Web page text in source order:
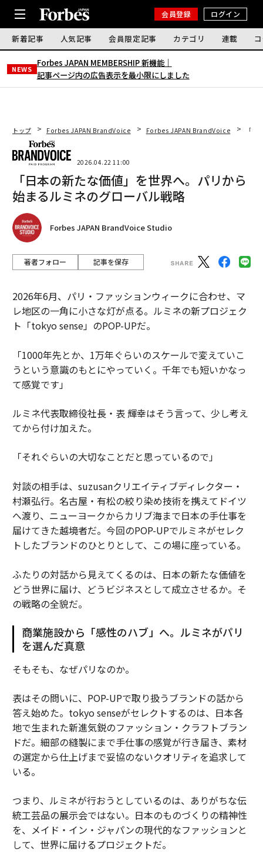
会員登録 ログイン
新着記事 人気記事 会員限定記事 カテゴリ 連載
NEWS
Forbes JAPAN MEMBERSHIP 新機能｜
記事ページ内の広告表示を最小限にしました
トップ Forbes JAPAN BrandVoice Forbes JAPAN BrandVoice 「
2026.04.22 11:00
「日本の新たな価値」を世界へ。パリから
始まるルミネのグローバル戦略
Forbes JAPAN BrandVoice Studio
著者フォロー 記事を保存
2026年6月、パリ・ファッションウィークに合わせ、マ
レ地区の一角に小さな灯が点る。ルミネの新プロジェク
ト「tokyo sense」のPOP-UPだ。
「1000年先とか、1万年ぐらいのスケールで変えていこ
うという意識のもとにやっていく。千年でも短いかなっ
て感覚です」
ルミネ代表取締役社長・表 輝幸はそう言って、少し考え
てから付け加えた。
「それぐらいの大切なことだと思っているので」
対談の相手は、suzusanクリエイティブディレクター・
村瀬弘行。名古屋・有松の絞り染め技術を携えてドイツ
へ渡り、ニューヨークからカリブ海まで日本の手仕事を
届けてきた越境者だ。今回のPOP-UPでルミネがセレク
トしたブランドのひとりとして、この場に座っている。
ふたりの対話から見えてくるのは、日本の新たな価値を
どう世界に届け、どうビジネスとして成立させるか。そ
の戦略の全貌だ。
商業施設から「感性のハブ」へ。ルミネがパリ
を選んだ真意
そもそも、なぜパリなのか。
表はその問いに、POP-UPで取り扱うブランドの話から
答え始めた。tokyo senseがセレクトするのは、日本各
地で生まれた新進気鋭のファッション・クラフトブラン
ドだ。細部の縫製にまで手仕事の感覚が行き届き、素材
の選定から仕上げまで妥協のないクオリティを追求して
いる。
つまり、ルミネが行おうとしているのは、ありがちな伝
統工芸品の展示会ではない。日本のものづくりの精神性
を、メイド・イン・ジャパンの現代的なファッションと
して、世界に届けるプロジェクトだ。